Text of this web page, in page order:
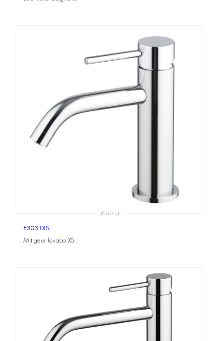
SPILLO UP
F3031XS
Mitigeur lavabo XS